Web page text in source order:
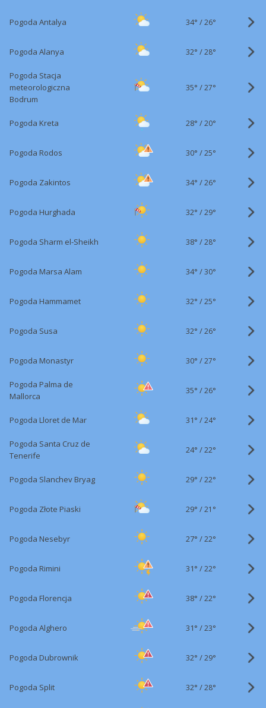
Pogoda Antalya 34° /26°
Pogoda Alanya 32° /28°
Pogoda Stacja
meteorologiczna
Bodrum
35° /27°
Pogoda Kreta 28° /20°
Pogoda Rodos 30° /25°
Pogoda Zakintos 34° /26°
Pogoda Hurghada 32° /29°
Pogoda Sharm el-Sheikh 38° /28°
Pogoda Marsa Alam 34° /30°
Pogoda Hammamet 32° /25°
Pogoda Susa 32° /26°
Pogoda Monastyr 30° /27°
Pogoda Palma de
Mallorca
35° /26°
Pogoda Lloret de Mar 31° /24°
Pogoda Santa Cruz de
Tenerife
24° /22°
Pogoda Slanchev Bryag 29° /22°
Pogoda Złote Piaski 29° /21°
Pogoda Nesebyr 27° /22°
Pogoda Rimini 31° /22°
Pogoda Florencja 38° /22°
Pogoda Alghero 31° /23°
Pogoda Dubrownik 32° /29°
Pogoda Split 32° /28°